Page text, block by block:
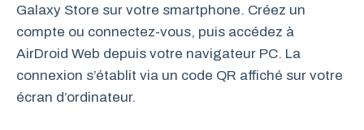
Galaxy Store sur votre smartphone. Créez un
compte ou connectez-vous, puis accédez à
AirDroid Web depuis votre navigateur PC. La
connexion s’établit via un code QR affiché sur votre
écran d’ordinateur.